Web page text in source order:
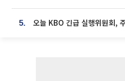
5. 오늘 KBO 긴급 실행위원회,